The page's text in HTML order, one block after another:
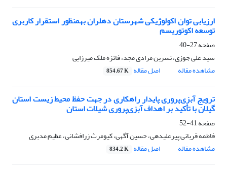
ارزیابی توان اکولوژیکی شهرستان دهلران به‎منظور استقرار کاربری
توسعه اکوتوریسم
صفحه27-40
سید علی جوزی، نسرین مرادی مجد، فائزه ملک میرزایی
مشاهده مقاله
اصل مقاله 854.67 K
ترویج آبزی‌‌پروری پایدار راهکاری در جهت حفظ محیط زیست استان
گیلان با تأکید بر اهداف آبزی‌پروری شیلات استان
صفحه41-52
فاطمه قربانی پیرعلیدهی، حسین آگهی، کیومرث زرافشانی، عظیم مدبری
مشاهده مقاله
اصل مقاله 834.2 K